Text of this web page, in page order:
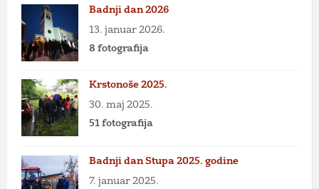
Badnji dan 2026
13. januar 2026.
8 fotografija
Krstonoše 2025.
30. maj 2025.
51 fotografija
Badnji dan Stupa 2025. godine
7. januar 2025.